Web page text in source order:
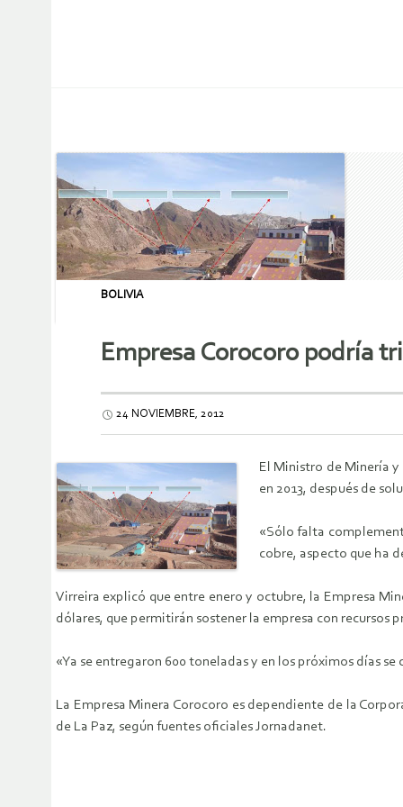
BOLIVIA
Empresa Corocoro podría
24 NOVIEMBRE, 2012
El Ministro de Minería
en 2013, después de
«Sólo falta
cobre, aspecto que ha
Virreira explicó que entre enero y octubre, la Empresa
dólares, que permitirán sostener la empresa con recursos
«Ya se entregaron 600 toneladas y en los próximos días
La Empresa Minera Corocoro es dependiente de la
de La Paz, según fuentes oficiales Jornadanet.